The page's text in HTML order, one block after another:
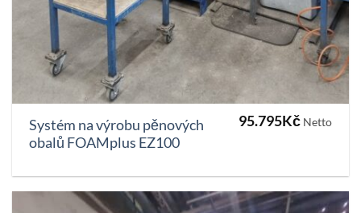
Systém na výrobu pěnových
obalů FOAMplus EZ100
95.795Kč Netto